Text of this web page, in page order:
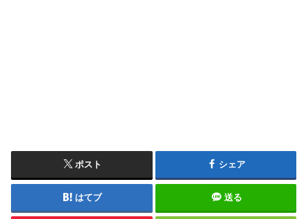
ポスト シェア
はてブ 送る